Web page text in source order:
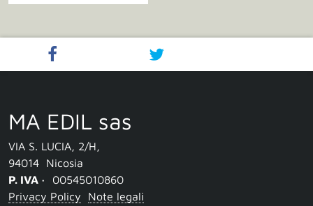
MA EDIL sas
VIA S. LUCIA, 2/H,
94014
Nicosia
P. IVA ·
00545010860
Privacy Policy
Note legali